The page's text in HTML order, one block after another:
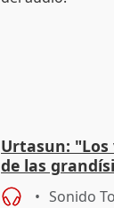
Urtasun: "Los
de las
pujantes del
Sonido